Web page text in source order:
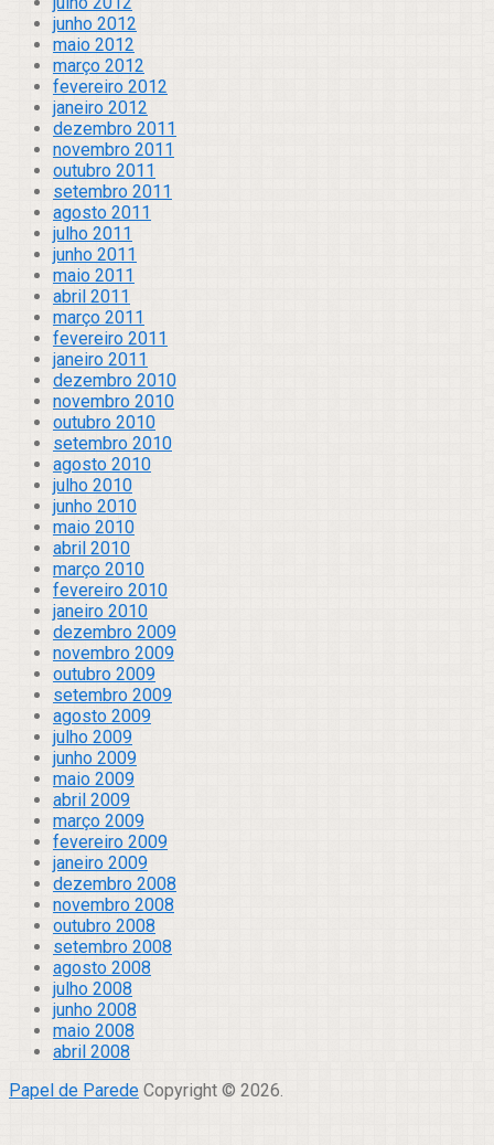
junho 2012
maio 2012
março 2012
fevereiro 2012
janeiro 2012
dezembro 2011
novembro 2011
outubro 2011
setembro 2011
agosto 2011
julho 2011
junho 2011
maio 2011
abril 2011
março 2011
fevereiro 2011
janeiro 2011
dezembro 2010
novembro 2010
outubro 2010
setembro 2010
agosto 2010
julho 2010
junho 2010
maio 2010
abril 2010
março 2010
fevereiro 2010
janeiro 2010
dezembro 2009
novembro 2009
outubro 2009
setembro 2009
agosto 2009
julho 2009
junho 2009
maio 2009
abril 2009
março 2009
fevereiro 2009
janeiro 2009
dezembro 2008
novembro 2008
outubro 2008
setembro 2008
agosto 2008
julho 2008
junho 2008
maio 2008
abril 2008
Papel de Parede Copyright © 2026.